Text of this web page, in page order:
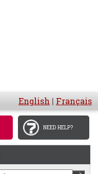
English | Français
NEED HELP?